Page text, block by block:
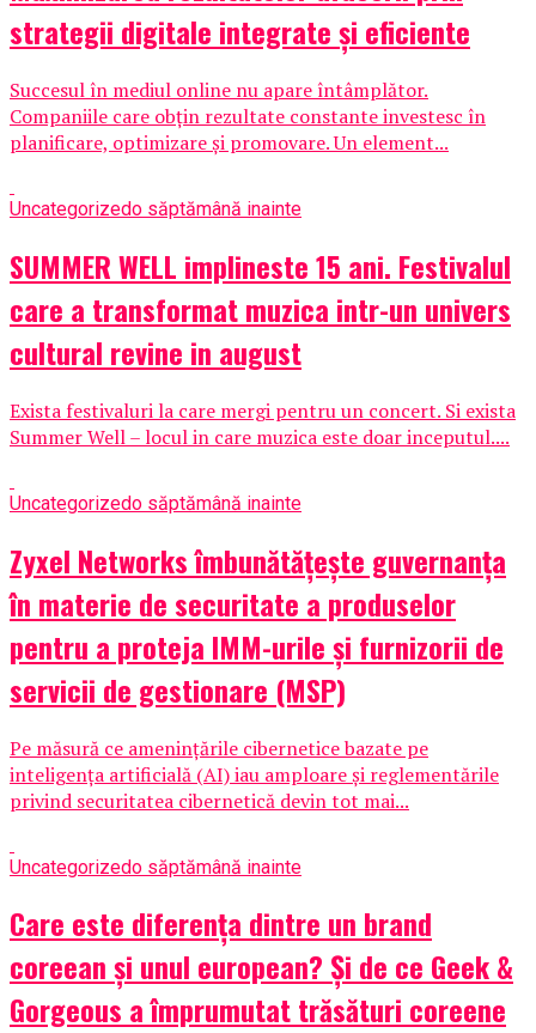
strategii digitale integrate și eficiente
Succesul în mediul online nu apare întâmplător.
Companiile care obțin rezultate constante investesc în
planificare, optimizare și promovare. Un element...
Uncategorizedo săptămână inainte
SUMMER WELL implineste 15 ani. Festivalul
care a transformat muzica intr-un univers
cultural revine in august
Exista festivaluri la care mergi pentru un concert. Si exista
Summer Well – locul in care muzica este doar inceputul....
Uncategorizedo săptămână inainte
Zyxel Networks îmbunătățește guvernanța
în materie de securitate a produselor
pentru a proteja IMM-urile și furnizorii de
servicii de gestionare (MSP)
Pe măsură ce amenințările cibernetice bazate pe
inteligența artificială (AI) iau amploare și reglementările
privind securitatea cibernetică devin tot mai...
Uncategorizedo săptămână inainte
Care este diferența dintre un brand
coreean și unul european? Și de ce Geek &
Gorgeous a împrumutat trăsături coreene